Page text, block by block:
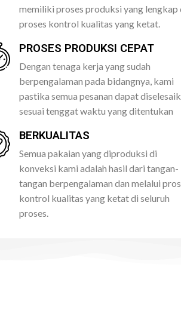
memiliki proses produksi yang lengkap
proses kontrol kualitas yang ketat.
PROSES PRODUKSI CEPAT
Dengan tenaga kerja yang sudah
berpengalaman pada bidangnya, kami
pastika semua pesanan dapat
sesuai tenggat waktu yang ditentukan
BERKUALITAS
Semua pakaian yang diproduksi di
konveksi kami adalah hasil dari tangan-
tangan berpengalaman dan melalui
kontrol kualitas yang ketat di seluruh
proses.